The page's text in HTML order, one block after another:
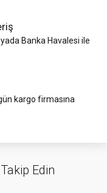
Banka Havalesi ile
kargo firmasına
Edin